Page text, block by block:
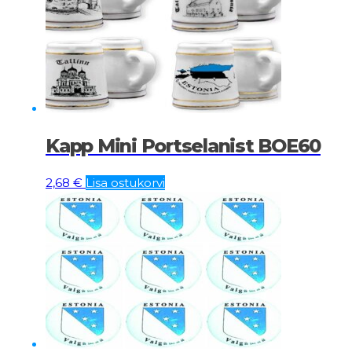
Kapp Mini Portselanist BOE60
2,68 € Lisa ostukorvi